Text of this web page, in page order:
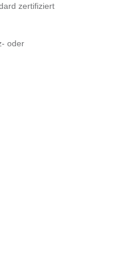
zertifiziert
oder